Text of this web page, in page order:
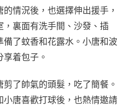
情況後，也選擇伸出援手，
，裏面有洗手間、沙發、插
備了蚊香和花露水。小唐和波
着包子。
了帥氣的頭髮，吃了簡餐。
小唐喜歡打球後，也熱情邀請